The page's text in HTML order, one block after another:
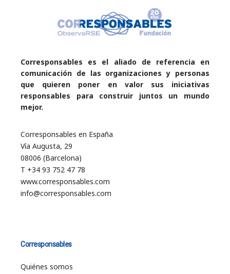
Corresponsables es el aliado de referencia en
comunicación de las organizaciones y personas
que quieren poner en valor sus iniciativas
responsables para construir juntos un mundo
mejor.
Corresponsables en España
Vía Augusta, 29
08006 (Barcelona)
T +34 93 752 47 78
www.corresponsables.com
info@corresponsables.com
Corresponsables
Quiénes somos